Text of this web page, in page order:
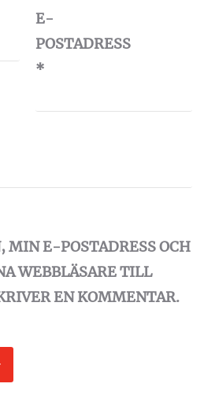
E-
POSTADRESS
*
MIN E-POSTADRESS OCH
WEBBLÄSARE TILL
EN KOMMENTAR.